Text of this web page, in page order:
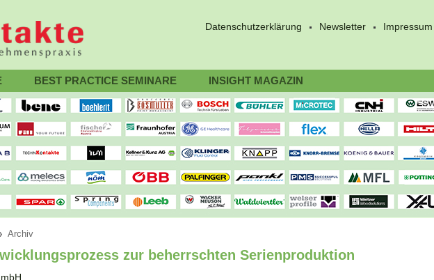
Datenschutzerklärung Newsletter Impressum
BEST PRACTICE SEMINARE INSIGHT MAGAZIN
Archiv
zur beherrschten Serienproduktion